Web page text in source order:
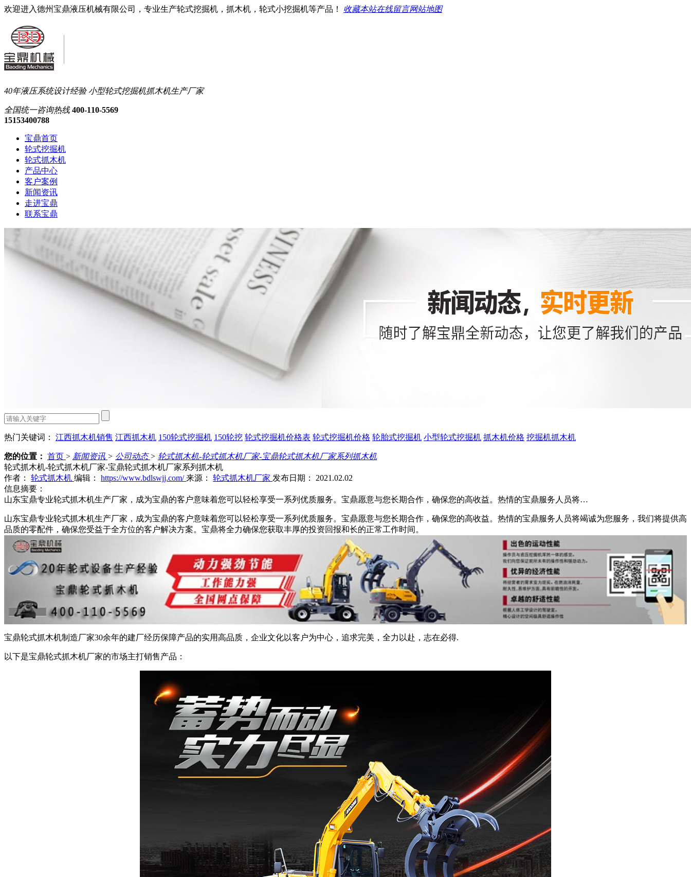
欢迎进入德州宝鼎液压机械有限公司，专业生产轮式挖掘机，抓木机，轮式小挖掘机等产品！ 收藏本站在线留言网站地图
40年液压系统设计经验 小型轮式挖掘机抓木机生产厂家
全国统一咨询热线 400-110-5569
15153400788
宝鼎首页
轮式挖掘机
轮式抓木机
产品中心
客户案例
新闻资讯
走进宝鼎
联系宝鼎
热门关键词： 江西抓木机销售 江西抓木机 150轮式挖掘机 150轮挖 轮式挖掘机价格表 轮式挖掘机价格 轮胎式挖掘机 小型轮式挖掘机 抓木机价格 挖掘机抓木机
您的位置： 首页 > 新闻资讯 > 公司动态> 轮式抓木机-轮式抓木机厂家-宝鼎轮式抓木机厂家系列抓木机
轮式抓木机-轮式抓木机厂家-宝鼎轮式抓木机厂家系列抓木机
作者： 轮式抓木机 编辑： https://www.bdlswjj.com/来源： 轮式抓木机厂家 发布日期： 2021.02.02
信息摘要：
山东宝鼎专业轮式抓木机生产厂家，成为宝鼎的客户意味着您可以轻松享受一系列优质服务。宝鼎愿意与您长期合作，确保您的高收益。热情的宝鼎服务人员将…
山东宝鼎专业轮式抓木机生产厂家，成为宝鼎的客户意味着您可以轻松享受一系列优质服务。宝鼎愿意与您长期合作，确保您的高收益。热情的宝鼎服务人员将竭诚为您服务，我们将提供高
品质的零配件，确保您受益于全方位的客户解决方案。宝鼎将全力确保您获取丰厚的投资回报和长的正常工作时间。
宝鼎轮式抓木机制造厂家30余年的建厂经历保障产品的实用高品质，企业文化以客户为中心，追求完美，全力以赴，志在必得.
以下是宝鼎轮式抓木机厂家的市场主打销售产品：